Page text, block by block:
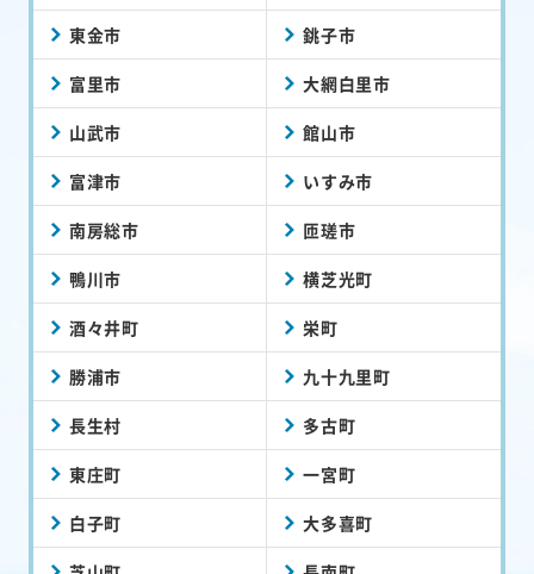
東金市 銚子市
富里市 大網白里市
山武市 館山市
富津市 いすみ市
南房総市 匝瑳市
鴨川市 横芝光町
酒々井町 栄町
勝浦市 九十九里町
長生村 多古町
東庄町 一宮町
白子町 大多喜町